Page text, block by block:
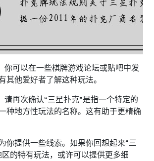
你可以在一些棋牌游戏论坛或贴吧中发
其他爱好者了解这种玩法。
请再次确认“三星扑克”是指一个特定的
种地方性玩法的名称。这有助于更精确
你提供一些线索。如果你回想起来“三
的特有玩法，或许可以提供更多细